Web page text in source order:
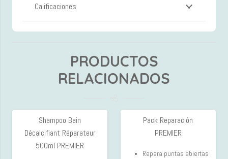
Calificaciones
PRODUCTOS
RELACIONADOS
OFF
29%
Shampoo Bain
Décalcifiant Réparateur
500ml PREMIER
20%
Pack Reparación
PREMIER
Repara puntas abiertas